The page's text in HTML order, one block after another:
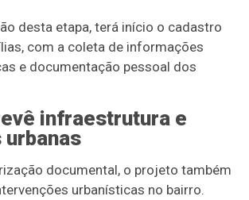
desta etapa, terá início o cadastro
com a coleta de informações
e documentação pessoal dos
infraestrutura e
documental, o projeto também
urbanísticas no bairro.